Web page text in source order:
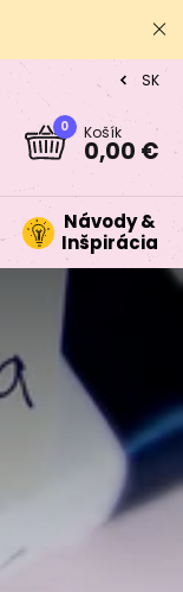
CZ
SK
0 Košík
0,00 €
Návody &
Inšpirácia